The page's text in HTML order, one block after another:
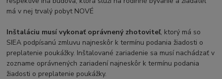
má v nej trvalý pobyt NOVÉ
Inštaláciu musí vykonať oprávnený zhotoviteľ, ktorý má so
SIEA podpísanú zmluvu najneskôr k termínu podania žiadosti o
preplatenie poukážky. Inštalované zariadenie sa musí nachádzať v
zozname oprávnených zariadení najneskôr k termínu podania
žiadosti o preplatenie poukážky.